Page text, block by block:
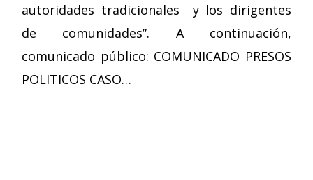
autoridades tradicionales y los dirigentes
de comunidades”. A continuación,
comunicado público: COMUNICADO PRESOS
POLITICOS CASO…